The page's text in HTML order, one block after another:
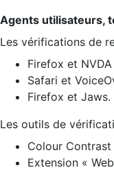
Agents utilisateurs,
Les vérifications de
Firefox et NVDA
Safari et
Firefox et Jaws.
Les outils de
Colour Contrast
Extension «